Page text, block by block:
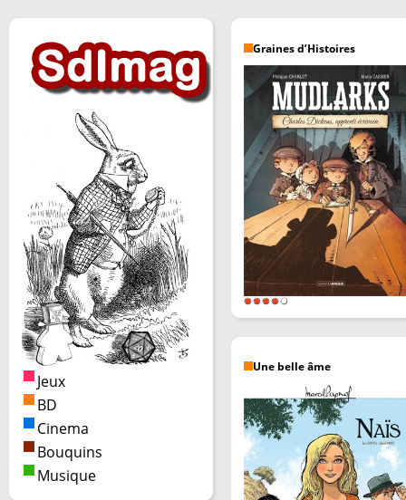
Jeux
BD
Cinema
Bouquins
Musique
Graines d’Histoires
Une belle âme